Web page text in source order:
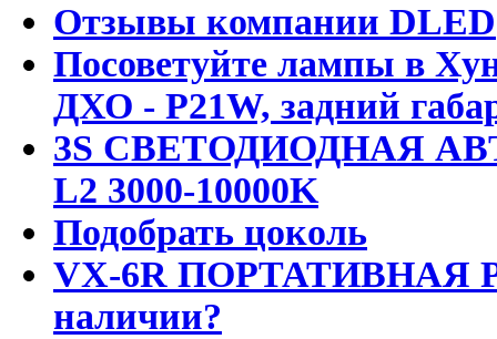
Отзывы компании DLED
Посоветуйте лампы в
ДХО - P21W, задний
3S СВЕТОДИОДНАЯ
L2 3000-10000K
Подобрать цоколь
VX-6R ПОРТАТИВНАЯ
наличии?